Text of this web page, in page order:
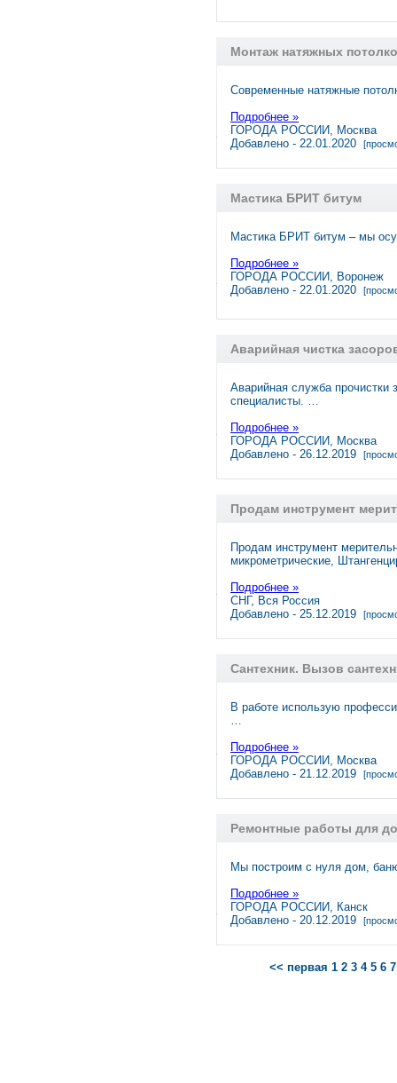
Монтаж натяжных
Современные натяжные
Подробнее »
ГОРОДА РОССИИ, Москва
Добавлено - 22.01.2020
Мастика БРИТ битум
Мастика БРИТ битум – мы
Подробнее »
ГОРОДА РОССИИ, Воронеж
Добавлено - 22.01.2020
Аварийная чистка
Аварийная служба
специалисты. …
Подробнее »
ГОРОДА РОССИИ, Москва
Добавлено - 26.12.2019
Продам инструмент
Продам инструмент
микрометрические,
Подробнее »
СНГ, Вся Россия
Добавлено - 25.12.2019
Сантехник. Вызов
В работе использую
…
Подробнее »
ГОРОДА РОССИИ, Москва
Добавлено - 21.12.2019
Ремонтные работы для
Мы построим с нуля дом,
Подробнее »
ГОРОДА РОССИИ, Канск
Добавлено - 20.12.2019
<< первая 1 2 3 4 5 6 7